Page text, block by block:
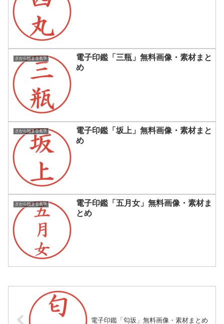
さから始まる名字
電子印鑑「三瓶」無料画像・素材まと
め
さから始まる名字
電子印鑑「坂上」無料画像・素材まと
め
さから始まる名字
電子印鑑「五月女」無料画像・素材ま
とめ
電子印鑑「匂坂」無料画像・素材まとめ